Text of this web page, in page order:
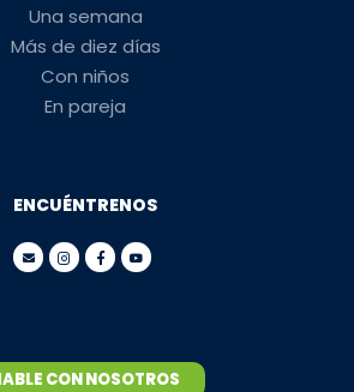
Una semana
Más de diez días
Con niños
En pareja
ENCUÉNTRENOS
CON NOSOTROS